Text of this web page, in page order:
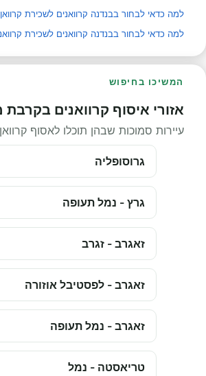
למה כדאי לבחור בבנדנה קרוואנים לשכירת
למה כדאי לבחור בבנדנה קרוואנים לשכירת
המשיכו בחיפוש
אזורי איסוף קרוואנים בקרבת
עיירות סמוכות שבהן תוכלו לאסוף
גרוסופליה
גרץ - נמל תעופה
זאגרב - זגרב
זאגרב - לפסטיבל אוזורה
זאגרב - נמל תעופה
טריאסטה - נמל